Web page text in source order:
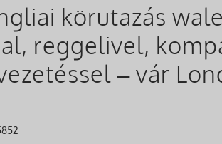
körutazás
reggelivel,
– vár